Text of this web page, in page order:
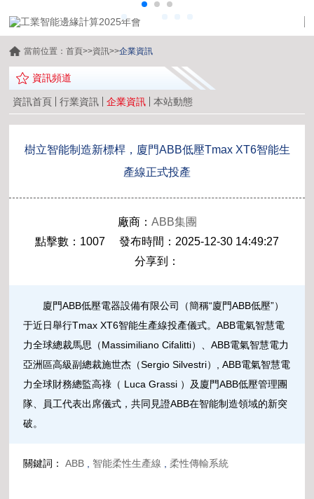
當前位置：首頁>>資訊>>企業資訊
資訊頻道
資訊首頁 行業資訊 企業資訊 本站動態
樹立智能制造新標桿，廈門ABB低壓Tmax XT6智能生
產線正式投產
廠商： ABB集團
點擊數：1007 發布時間：2025-12-30 14:49:27
分享到：
廈門ABB低壓電器設備有限公司（簡稱“廈門ABB低壓”）
于近日舉行Tmax XT6智能生產線投產儀式。ABB電氣智慧電
力全球總裁馬思（Massimiliano Cifalitti）、ABB電氣智慧電力
亞洲區高級副總裁施世杰（Sergio Silvestri）, ABB電氣智慧電
力全球財務總監高祿（ Luca Grassi ）及廈門ABB低壓管理團
隊、員工代表出席儀式，共同見證ABB在智能制造領域的新突
破。
關鍵詞： ABB 智能柔性生產線 ,柔性傳輸系統